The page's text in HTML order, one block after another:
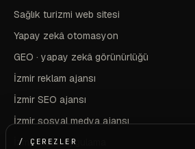
Sağlık turizmi web sitesi
Yapay zekâ otomasyon
GEO · yapay zekâ görünürlüğü
İzmir reklam ajansı
İzmir SEO ajansı
İzmir sosyal medya ajansı
İzmir mobil uygulama
/ ÇEREZLER